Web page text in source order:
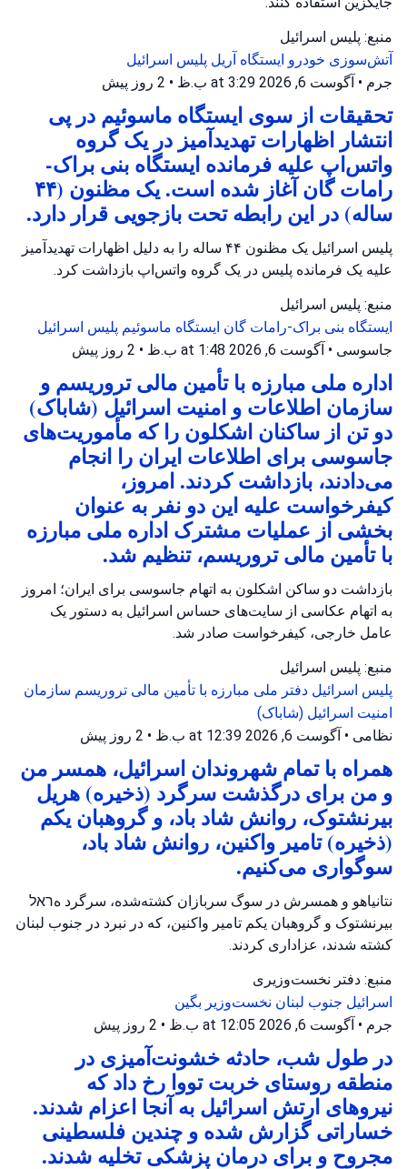
منبع: پلیس اسرائیل
آتش‌سوزی خودرو ایستگاه آریل پلیس اسرائیل
جرم • آگوست 6, 2026 at 3:29 ب.ظ • 2 روز پیش
تحقیقات از سوی ایستگاه ماسوئیم در پی
انتشار اظهارات تهدیدآمیز در یک گروه
واتس‌اپ علیه فرمانده ایستگاه بنی براک-
رامات گان آغاز شده است. یک مظنون (۴۴
ساله) در این رابطه تحت بازجویی قرار دارد.
پلیس اسرائیل یک مظنون ۴۴ ساله را به دلیل اظهارات تهدیدآمیز
علیه یک فرمانده پلیس در یک گروه واتس‌اپ بازداشت کرد.
منبع: پلیس اسرائیل
ایستگاه بنی براک-رامات گان ایستگاه ماسوئیم پلیس اسرائیل
جاسوسی • آگوست 6, 2026 at 1:48 ب.ظ • 2 روز پیش
اداره ملی مبارزه با تأمین مالی تروریسم و
سازمان اطلاعات و امنیت اسرائیل (شاباک)
دو تن از ساکنان اشکلون را که مأموریت‌های
جاسوسی برای اطلاعات ایران را انجام
می‌دادند، بازداشت کردند. امروز،
کیفرخواست علیه این دو نفر به عنوان
بخشی از عملیات مشترک اداره ملی مبارزه
با تأمین مالی تروریسم، تنظیم شد.
بازداشت دو ساکن اشکلون به اتهام جاسوسی برای ایران؛ امروز
به اتهام عکاسی از سایت‌های حساس اسرائیل به دستور یک
عامل خارجی، کیفرخواست صادر شد.
منبع: پلیس اسرائیل
پلیس اسرائیل دفتر ملی مبارزه با تأمین مالی تروریسم سازمان
امنیت اسرائیل (شاباک)
نظامی • آگوست 6, 2026 at 12:39 ب.ظ • 2 روز پیش
همراه با تمام شهروندان اسرائیل، همسر من
و من برای درگذشت سرگرد (ذخیره) هریل
بیرنشتوک، روانش شاد باد، و گروهبان یکم
(ذخیره) تامیر واکنین، روانش شاد باد،
سوگواری می‌کنیم.
نتانیاهو و همسرش در سوگ سربازان کشته‌شده، سرگرد هראל
بیرنشتوک و گروهبان یکم تامیر واکنین، که در نبرد در جنوب لبنان
کشته شدند، عزاداری کردند.
منبع: دفتر نخست‌وزیری
اسرائیل جنوب لبنان نخست‌وزیر بگین
جرم • آگوست 6, 2026 at 12:05 ب.ظ • 2 روز پیش
در طول شب، حادثه خشونت‌آمیزی در
منطقه روستای خربت تووا رخ داد که
نیروهای ارتش اسرائیل به آنجا اعزام شدند.
خساراتی گزارش شده و چندین فلسطینی
مجروح و برای درمان پزشکی تخلیه شدند.